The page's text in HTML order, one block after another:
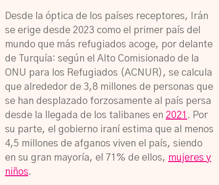
Desde la óptica de los países receptores, Irán
se erige desde 2023 como el primer país del
mundo que más refugiados acoge, por delante
de Turquía: según el Alto Comisionado de la
ONU para los Refugiados (ACNUR), se calcula
que alrededor de 3,8 millones de personas que
se han desplazado forzosamente al país persa
desde la llegada de los talibanes en 2021 . Por
su parte, el gobierno iraní estima que al menos
4,5 millones de afganos viven el país, siendo
en su gran mayoría, el 71% de ellos, mujeres y
niños.